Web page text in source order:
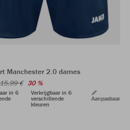
Manchester 2.0 dames
15,99 € 30 %
in 6
Verkrijgbaar in 6
verschillende
kleuren
Aanpasbaar